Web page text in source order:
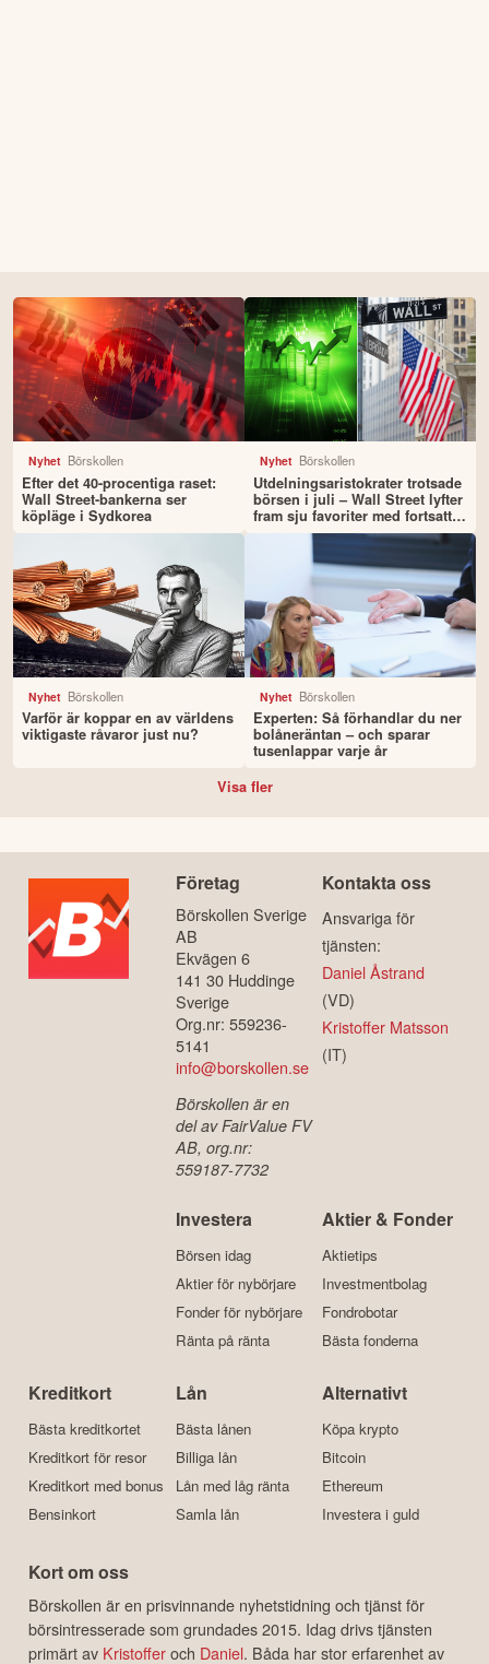
Nyhet Börskollen
Efter det 40-procentiga raset:
Wall Street-bankerna ser
köpläge i Sydkorea
Nyhet Börskollen
Utdelningsaristokrater trotsade
börsen i juli – Wall Street lyfter
fram sju favoriter med fortsatt
uppsida
Nyhet Börskollen
Varför är koppar en av världens
viktigaste råvaror just nu?
Nyhet Börskollen
Experten: Så förhandlar du ner
bolåneräntan – och sparar
tusenlappar varje år
Visa fler
Företag
Börskollen Sverige
AB
Ekvägen 6
141 30 Huddinge
Sverige
Org.nr: 559236-
5141
info@borskollen.se
Börskollen är en
del av FairValue FV
AB, org.nr:
559187-7732
Kontakta oss
Ansvariga för
tjänsten:
Daniel Åstrand
(VD)
Kristoffer Matsson
(IT)
Investera
Börsen idag
Aktier för nybörjare
Fonder för nybörjare
Ränta på ränta
Aktier & Fonder
Aktietips
Investmentbolag
Fondrobotar
Bästa fonderna
Kreditkort
Bästa kreditkortet
Kreditkort för resor
Kreditkort med bonus
Bensinkort
Lån
Bästa lånen
Billiga lån
Lån med låg ränta
Samla lån
Alternativt
Köpa krypto
Bitcoin
Ethereum
Investera i guld
Kort om oss
Börskollen är en prisvinnande nyhetstidning och tjänst för
börsintresserade som grundades 2015. Idag drivs tjänsten
primärt av Kristofferoch Daniel. Båda har stor erfarenhet av